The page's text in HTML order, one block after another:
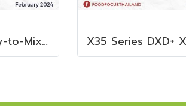
Clear and Ready-to-Mix Protein Shakes